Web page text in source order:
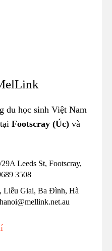
du học sinh Việt Nam
Footscray (Úc) và
Leeds St, Footscray,
3508
Giai, Ba Đình, Hà